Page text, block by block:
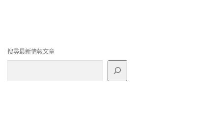
搜尋最新情報文章